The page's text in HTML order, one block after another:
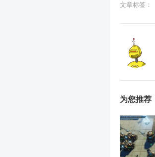
文章标签：
为您推荐